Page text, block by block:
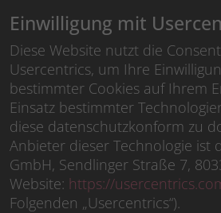
Einwilligung mit
Diese Website nutzt die
Usercentrics, um Ihre
bestimmter Cookies auf Ihrem
Einsatz bestimmter
diese datenschutzkonform zu
Anbieter dieser Technologie ist
GmbH, Sendlinger Straße 7,
Website: https://
Folgenden „Usercentrics“).